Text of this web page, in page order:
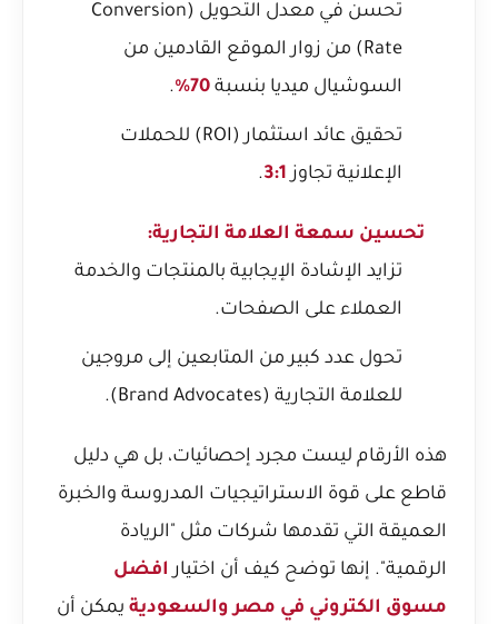
تحسن في معدل التحويل (Conversion
Rate) من زوار الموقع القادمين من
السوشيال ميديا بنسبة 70%
.
تحقيق عائد استثمار (ROI) للحملات
الإعلانية تجاوز3:1
.
تحسين سمعة العلامة التجارية:
تزايد الإشادة الإيجابية بالمنتجات والخدمة
العملاء على الصفحات.
تحول عدد كبير من المتابعين إلى مروجين
للعلامة التجارية (Brand Advocates).
هذه الأرقام ليست مجرد إحصائيات، بل هي دليل
قاطع على قوة الاستراتيجيات المدروسة والخبرة
العميقة التي تقدمها شركات مثل "الريادة
الرقمية". إنها توضح كيف أن اختيار افضل
مسوق الكتروني في مصر والسعودية يمكن أن